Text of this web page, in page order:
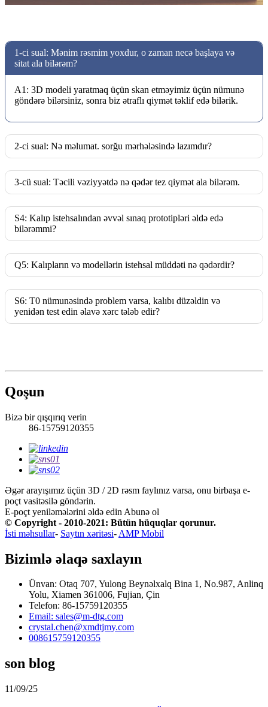
1-ci sual: Mənim rəsmim yoxdur, o zaman necə başlaya və
sitat ala bilərəm?
A1: 3D modeli yaratmaq üçün skan etməyimiz üçün nümunə
göndərə bilərsiniz, sonra biz ətraflı qiymət təklif edə bilərik.
2-ci sual: Nə məlumat. sorğu mərhələsində lazımdır?
3-cü sual: Təcili vəziyyətdə nə qədər tez qiymət ala bilərəm.
S4: Kalıp istehsalından əvvəl sınaq prototipləri əldə edə
bilərəmmi?
Q5: Kalıpların və modellərin istehsal müddəti nə qədərdir?
S6: T0 nümunəsində problem varsa, kalıbı düzəldin və
yenidən test edin əlavə xərc tələb edir?
Qoşun
Bizə bir qışqırıq verin
86-15759120355
Əgər arayışımız üçün 3D / 2D rəsm faylınız varsa, onu birbaşa e-
poçt vasitəsilə göndərin.
E-poçt yeniləmələrini əldə edin Abunə ol
© Copyright - 2010-2021: Bütün hüquqlar qorunur.
İsti məhsullar- Saytın xəritəsi- AMP Mobil
Bizimlə əlaqə saxlayın
Ünvan: Otaq 707, Yulong Beynəlxalq Bina 1, No.987, Anlinq
Yolu, Xiamen 361006, Fujian, Çin
Telefon: 86-15759120355
Email: sales@m-dtg.com
crystal.chen@xmdtjmy.com
008615759120355
son blog
11/09/25